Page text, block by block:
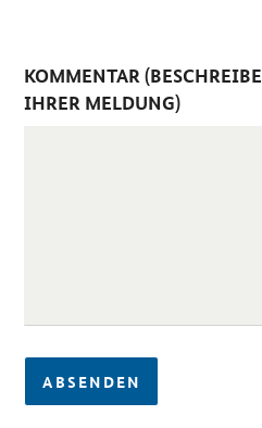
KOMMENTAR
IHRER MELDUNG)
ABSENDEN